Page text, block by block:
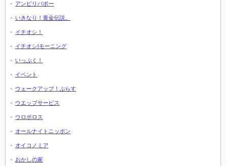
アンビリバボー
いきなり！黄金伝説。
イチオシ！
イチオシ!モーニング
いっぷく！
イベント
ウェークアップ！ぷらす
ウエッブサービス
ウロボロス
オールナイトニッポン
オイコノミア
おかしの家